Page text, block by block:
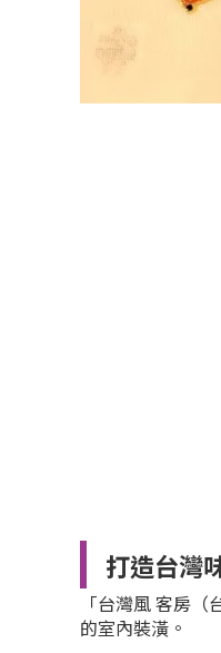
打造台灣
「台灣風 客房
的室內裝潢。